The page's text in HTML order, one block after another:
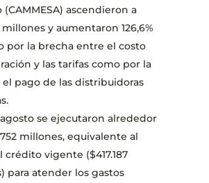
(CAMMESA) ascendieron a
millones y aumentaron 126,6%
por la brecha entre el costo
y las tarifas como por la
el pago de las distribuidoras
se ejecutaron alrededor
millones, equivalente al
crédito vigente ($417.187
para atender los gastos